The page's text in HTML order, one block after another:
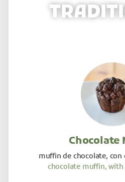
Chocolate
muffin de chocolate, con
chocolate muffin, with